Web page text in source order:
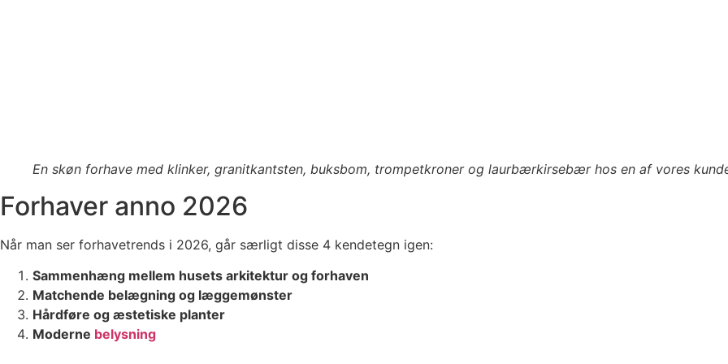
En skøn forhave med klinker, granitkantsten, buksbom, trompetkroner og laurbærkirsebær hos en af vores
Forhaver anno 2026
Når man ser forhavetrends i 2026, går særligt disse 4 kendetegn igen:
Sammenhæng mellem husets arkitektur og forhaven
Matchende belægning og læggemønster
Hårdføre og æstetiske planter
Moderne belysning